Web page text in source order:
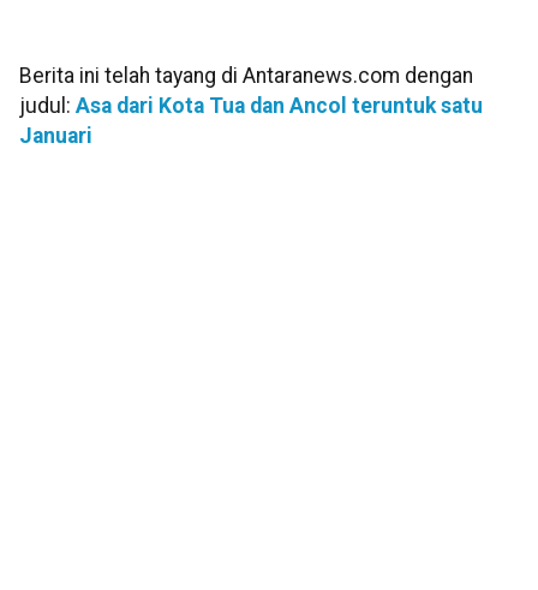
Berita ini telah tayang di Antaranews.com dengan
judul: Asa dari Kota Tua dan Ancol teruntuk satu
Januari